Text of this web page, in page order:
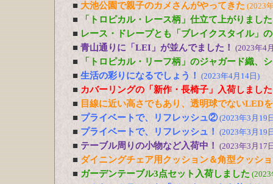
■ 大池公園で親子のカメさんがやってきた (2023
■ 「トロピカル・レース柄」仕立て上がりました
■ レース・ドレープとも「ブレイクスタイル」
■ 青山通りに「LEI」が並んでました！ (2023年4
■
「トロピカル・リーフ柄」のジャガード織、
■ 生活の彩りになるでしょう！ (2023年4月14日)
■ カバーリングの「新作・長椅子」入荷しまし
■ 目線に近い高さでもあり、透明球でないLED
■ プライベートで、リフレッシュ② (2023年3月19
■ プライベートで、リフレッシュ！ (2023年3月19
■ テーブル周りの小物など入荷中！ (2023年3月17
■ ダイニングチェア用クッション＆角型クッシ
■ ガーデンテーブル3点セット入荷しました